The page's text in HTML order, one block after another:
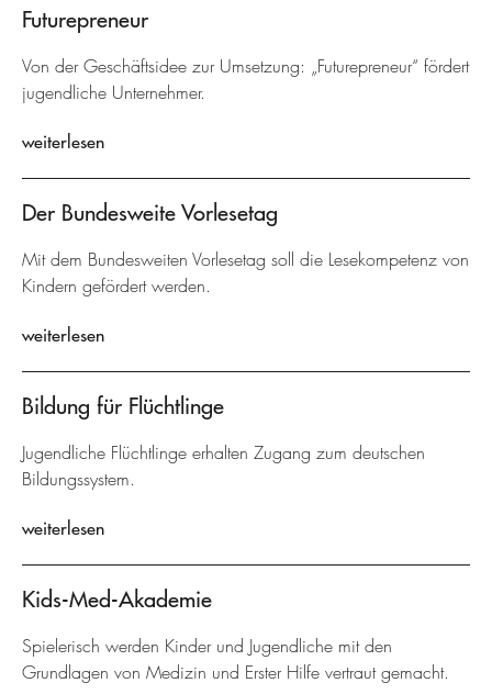
Futurepreneur
Von der Geschäftsidee zur Umsetzung: „Futurepreneur“ fördert
jugendliche Unternehmer.
weiterlesen
Der Bundesweite Vorlesetag
Mit dem Bundesweiten Vorlesetag soll die Lesekompetenz von
Kindern gefördert werden.
weiterlesen
Bildung für Flüchtlinge
Jugendliche Flüchtlinge erhalten Zugang zum deutschen
Bildungssystem.
weiterlesen
Kids-Med-Akademie
Spielerisch werden Kinder und Jugendliche mit den
Grundlagen von Medizin und Erster Hilfe vertraut gemacht.